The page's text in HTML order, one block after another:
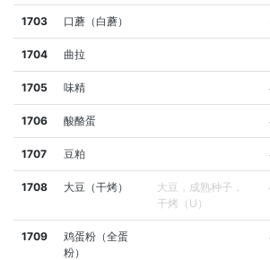
1703 口蘑（白蘑）
1704 曲拉
1705 味精
1706 酸酪蛋
1707 豆粕
1708 大豆（干烤）
大豆，成熟种子，
干烤（U）
1709
鸡蛋粉（全蛋
粉）